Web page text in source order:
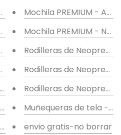
amarillas
azules
negras
turquesa
negra
Mochila PREMIUM - Azul
Mochila PREMIUM -
Rodilleras de Neopreno
Rodilleras de Neopreno
Rodilleras de Neopreno
Muñequeras de tela -
envio gratis-no borrar